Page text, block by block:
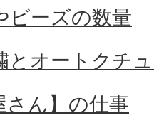
ビーズの数量
とオートクチ
さん】の仕事